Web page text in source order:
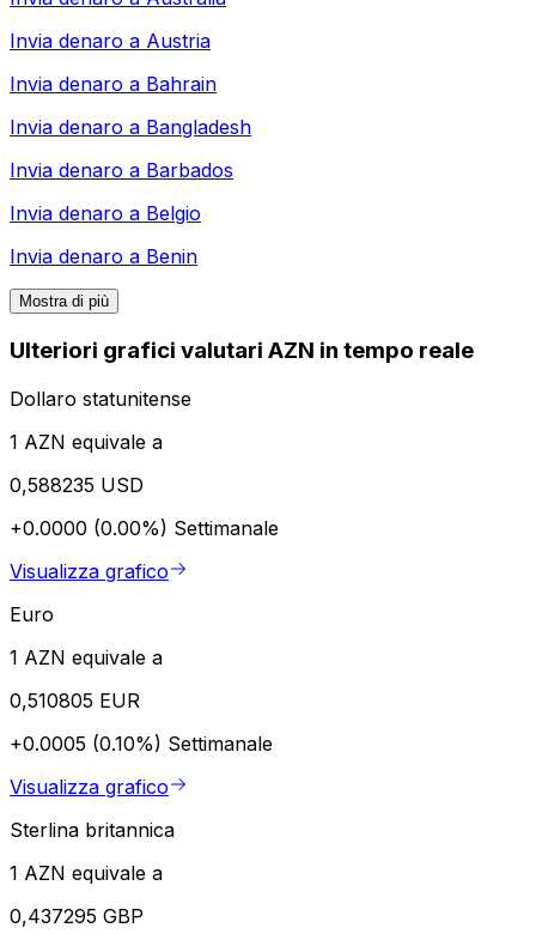
Invia denaro a Austria
Invia denaro a Bahrain
Invia denaro a Bangladesh
Invia denaro a Barbados
Invia denaro a Belgio
Invia denaro a Benin
Mostra di più
Ulteriori grafici valutari AZN in tempo reale
Dollaro statunitense
1 AZN equivale a
0,588235 USD
+0.0000 (0.00%) Settimanale
Visualizza grafico
Euro
1 AZN equivale a
0,510805 EUR
+0.0005 (0.10%) Settimanale
Visualizza grafico
Sterlina britannica
1 AZN equivale a
0,437295 GBP